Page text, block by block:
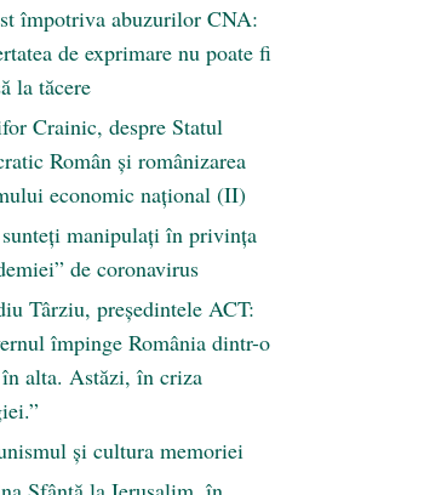
împotriva abuzurilor CNA:
de exprimare nu poate fi
la tăcere
Crainic, despre Statul
Român şi românizarea
economic naţional (II)
manipulați în privința
de coronavirus
Târziu, președintele ACT:
împinge România dintr-o
alta. Astăzi, în criza
şi cultura memoriei